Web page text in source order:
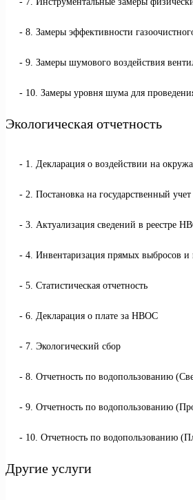
8. Замеры эффективности
9. Замеры шумового воздействия
10. Замеры уровня шума для
Экологическая отчетность
1. Декларация о воздействии на
2. Постановка на государственный
3. Актуализация сведений в реестре
4. Инвентаризация прямых выбросов
5. Статистическая отчетность
6. Декларация о плате за НВОС
7. Экологический сбор
8. Отчетность по водопользованию
9. Отчетность по водопользованию
10. Отчетность по водопользованию
Другие услуги